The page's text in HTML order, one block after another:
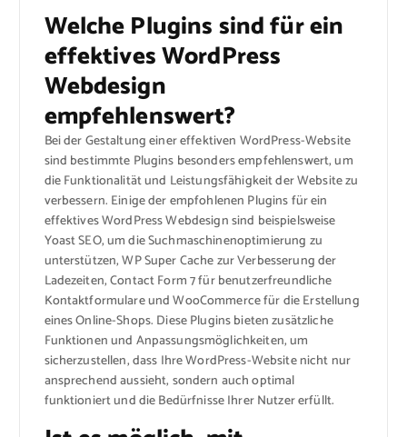
Welche Plugins sind für ein
effektives WordPress
Webdesign
empfehlenswert?
Bei der Gestaltung einer effektiven WordPress-Website
sind bestimmte Plugins besonders empfehlenswert, um
die Funktionalität und Leistungsfähigkeit der Website zu
verbessern. Einige der empfohlenen Plugins für ein
effektives WordPress Webdesign sind beispielsweise
Yoast SEO, um die Suchmaschinenoptimierung zu
unterstützen, WP Super Cache zur Verbesserung der
Ladezeiten, Contact Form 7 für benutzerfreundliche
Kontaktformulare und WooCommerce für die Erstellung
eines Online-Shops. Diese Plugins bieten zusätzliche
Funktionen und Anpassungsmöglichkeiten, um
sicherzustellen, dass Ihre WordPress-Website nicht nur
ansprechend aussieht, sondern auch optimal
funktioniert und die Bedürfnisse Ihrer Nutzer erfüllt.